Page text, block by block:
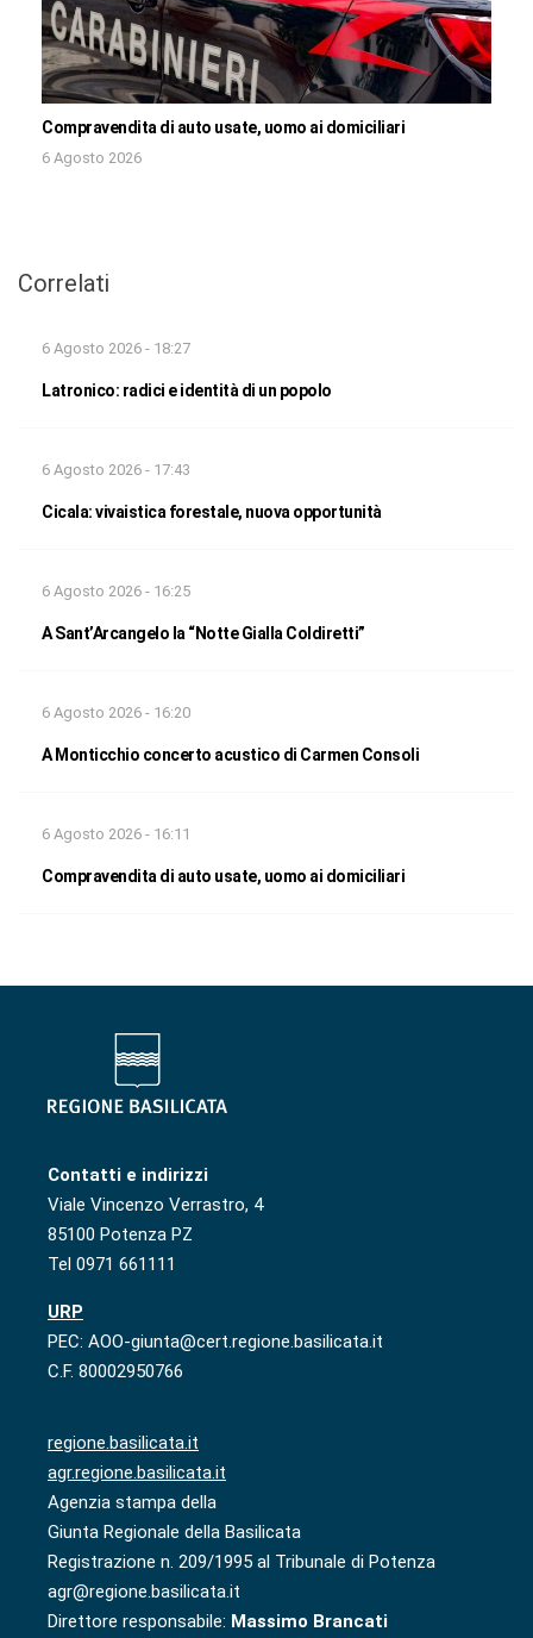
Compravendita di auto usate, uomo ai domiciliari
6 Agosto 2026
Correlati
6 Agosto 2026 - 18:27
Latronico: radici e identità di un popolo
6 Agosto 2026 - 17:43
Cicala: vivaistica forestale, nuova opportunità
6 Agosto 2026 - 16:25
A Sant’Arcangelo la “Notte Gialla Coldiretti”
6 Agosto 2026 - 16:20
A Monticchio concerto acustico di Carmen Consoli
6 Agosto 2026 - 16:11
Compravendita di auto usate, uomo ai domiciliari
Contatti e indirizzi
Viale Vincenzo Verrastro, 4
85100 Potenza PZ
Tel 0971 661111
URP
PEC: AOO-giunta@cert.regione.basilicata.it
C.F. 80002950766
regione.basilicata.it
agr.regione.basilicata.it
Agenzia stampa della
Giunta Regionale della Basilicata
Registrazione n. 209/1995 al Tribunale di Potenza
agr@regione.basilicata.it
Direttore responsabile: Massimo Brancati